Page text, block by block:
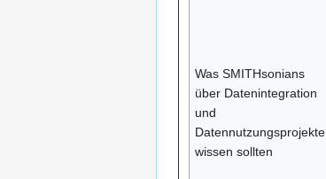
Was SMITHsonians
über Datenintegration
und
Datennutzungsprojekte
wissen sollten